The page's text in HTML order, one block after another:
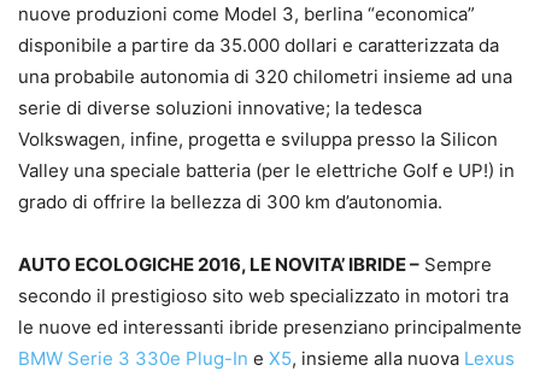
nuove produzioni come Model 3, berlina “economica”
disponibile a partire da 35.000 dollari e caratterizzata da
una probabile autonomia di 320 chilometri insieme ad una
serie di diverse soluzioni innovative; la tedesca
Volkswagen, infine, progetta e sviluppa presso la Silicon
Valley una speciale batteria (per le elettriche Golf e UP!) in
grado di offrire la bellezza di 300 km d’autonomia.
AUTO ECOLOGICHE 2016, LE NOVITA’ IBRIDE – Sempre
secondo il prestigioso sito web specializzato in motori tra
le nuove ed interessanti ibride presenziano principalmente
BMW Serie 3 330e Plug-In e X5, insieme alla nuova Lexus